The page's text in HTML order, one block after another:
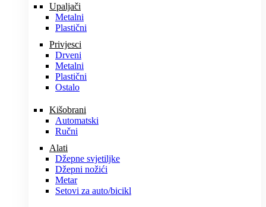
Upaljači
Metalni
Plastični
Privjesci
Drveni
Metalni
Plastični
Ostalo
Kišobrani
Automatski
Ručni
Alati
Džepne svjetiljke
Džepni nožići
Metar
Setovi za auto/bicikl